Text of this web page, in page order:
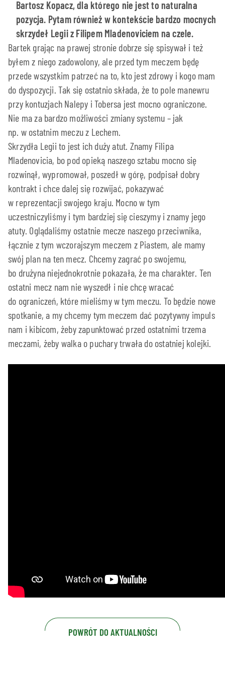
Bartosz Kopacz, dla którego nie jest to naturalna
pozycja. Pytam również w kontekście bardzo mocnych
skrzydeł Legii z Filipem Mladenoviciem na czele.
Bartek grając na prawej stronie dobrze się spisywał i też
byłem z niego zadowolony, ale przed tym meczem będę
przede wszystkim patrzeć na to, kto jest zdrowy i kogo mam
do dyspozycji. Tak się ostatnio składa, że to pole manewru
przy kontuzjach Nalepy i Tobersa jest mocno ograniczone.
Nie ma za bardzo możliwości zmiany systemu – jak
np. w ostatnim meczu z Lechem.
Skrzydła Legii to jest ich duży atut. Znamy Filipa
Mladenovicia, bo pod opieką naszego sztabu mocno się
rozwinął, wypromował, poszedł w górę, podpisał dobry
kontrakt i chce dalej się rozwijać, pokazywać
w reprezentacji swojego kraju. Mocno w tym
uczestniczyliśmy i tym bardziej się cieszymy i znamy jego
atuty. Oglądaliśmy ostatnie mecze naszego przeciwnika,
łącznie z tym wczorajszym meczem z Piastem, ale mamy
swój plan na ten mecz. Chcemy zagrać po swojemu,
bo drużyna niejednokrotnie pokazała, że ma charakter. Ten
ostatni mecz nam nie wyszedł i nie chcę wracać
do ograniczeń, które mieliśmy w tym meczu. To będzie nowe
spotkanie, a my chcemy tym meczem dać pozytywny impuls
nam i kibicom, żeby zapunktować przed ostatnimi trzema
meczami, żeby walka o puchary trwała do ostatniej kolejki.
POWRÓT DO AKTUALNOŚCI